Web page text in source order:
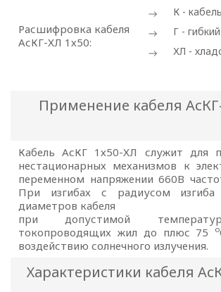
Расшифровка кабеля
АсКГ-ХЛ 1х50:
К - кабель
Г - гибкий
ХЛ -
Применение кабеля
Кабель АсКГ 1х50-ХЛ служит для
нестационарных механизмов к
переменном напряжении 660В
При изгибах с радиусом
диаметров кабеля
при допустимой
токопроводящих жил до плюс 75
о
воздействию солнечного излучения.
Характеристики кабеля
ОПЕРАТОРА
В
обработки
данных
Общество с